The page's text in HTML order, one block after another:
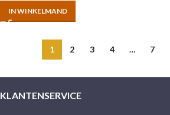
IN WINKELMAND
1 2 3 4 … 7
KLANTENSERVICE